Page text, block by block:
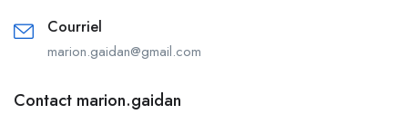
Courriel
marion.gaidan@gmail.com
Contact marion.gaidan